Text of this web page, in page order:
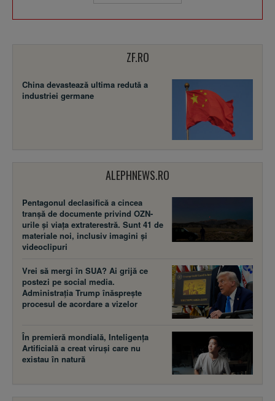
ZF.RO
China devastează ultima redută a
industriei germane
ALEPHNEWS.RO
Pentagonul declasifică a cincea
tranșă de documente privind OZN-
urile și viața extraterestră. Sunt 41 de
materiale noi, inclusiv imagini și
videoclipuri
Vrei să mergi în SUA? Ai grijă ce
postezi pe social media.
Administrația Trump înăsprește
procesul de acordare a vizelor
În premieră mondială, Inteligența
Artificială a creat viruși care nu
existau în natură